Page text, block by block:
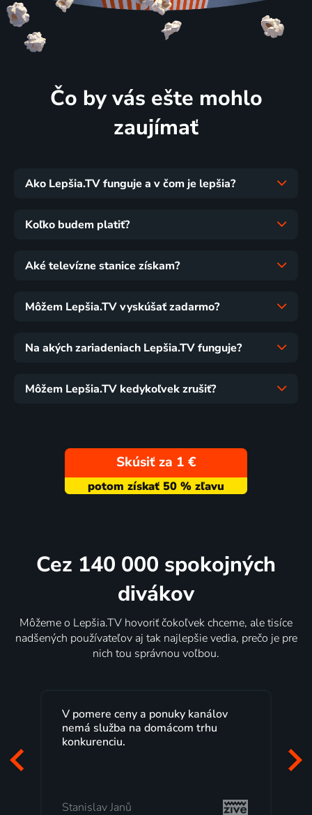
Čo by vás ešte mohlo
zaujímať
Ako Lepšia.TV funguje a v čom je lepšia?
Koľko budem platiť?
Aké televízne stanice získam?
Môžem Lepšia.TV vyskúšať zadarmo?
Na akých zariadeniach Lepšia.TV funguje?
Môžem Lepšia.TV kedykoľvek zrušiť?
Skúsiť za 1 €
Cez 140 000 spokojných
divákov
Môžeme o Lepšia.TV hovoriť čokoľvek chceme, ale tisíce
nadšených používateľov aj tak najlepšie vedia, prečo je pre
nich tou správnou voľbou.
V pomere ceny a ponuky kanálov
nemá služba na domácom trhu
konkurenciu.
Stanislav Janů